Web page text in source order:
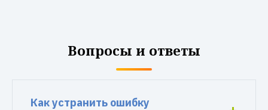
Вопросы и ответы
Как устранить ошибку